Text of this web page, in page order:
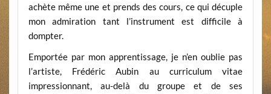
achète même une et prends des cours, ce qui décuple
mon admiration tant l’instrument est difficile à
dompter.
Emportée par mon apprentissage, je n’en oublie pas
l’artiste, Frédéric Aubin au curriculum vitae
impressionnant, au-delà du groupe et de ses